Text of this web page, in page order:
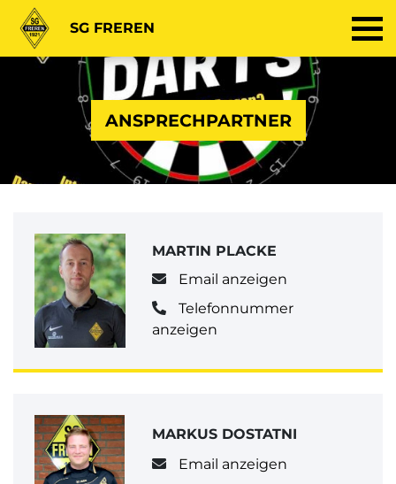
SG FREREN
ANSPRECHPARTNER
MARTIN PLACKE
Email anzeigen
Telefonnummer
anzeigen
MARKUS DOSTATNI
Email anzeigen